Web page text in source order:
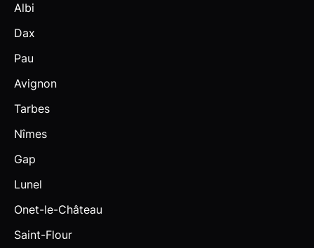
Albi
Dax
Pau
Avignon
Tarbes
Nîmes
Gap
Lunel
Onet-le-Château
Saint-Flour